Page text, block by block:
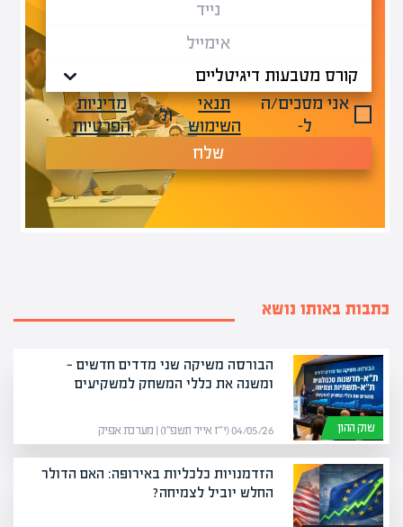
אני מסכים/ה
ל-
תנאי
השימוש
ול-
מדיניות
הפרטיות
.
שלח
כתבות באותו נושא
שוק ההון
הבורסה משיקה שני מדדים חדשים —
ומשנה את כללי המשחק למשקיעים
04/05/26 (י״ז אייר תשפ״ו) | מערכת אפיק
הזדמנויות כלכליות באירופה: האם הדולר
החלש יוביל לצמיחה?